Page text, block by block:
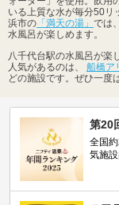
いる上質な水が毎分50リ
浜市の 「満天の湯」 では
水風呂が楽しめます。
八千代台駅の水風呂が楽
人気があるのは、 船橋ア
どの施設です。ぜひ一度
第20
全国
気施